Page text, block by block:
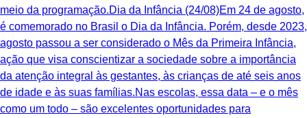
meio da programação.Dia da Infância (24/08)Em 24 de agosto,
é comemorado no Brasil o Dia da Infância. Porém, desde 2023,
agosto passou a ser considerado o Mês da Primeira Infância,
ação que visa conscientizar a sociedade sobre a importância
da atenção integral às gestantes, às crianças de até seis anos
de idade e às suas famílias.Nas escolas, essa data – e o mês
como um todo – são excelentes oportunidades para